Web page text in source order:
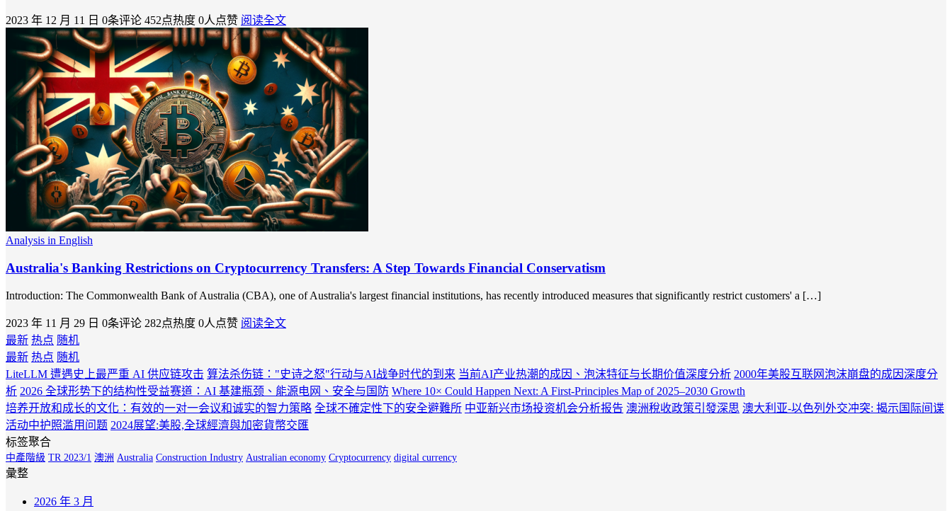
2023 年 12 月 11 日 0条评论 452点热度 0人点赞 阅读全文
Analysis in English
Australia's Banking Restrictions on Cryptocurrency Transfers: A Step Towards Financial Conservatism
Introduction: The Commonwealth Bank of Australia (CBA), one of Australia's largest financial institutions, has recently introduced measures that significantly restrict customers' a […]
2023 年 11 月 29 日 0条评论 282点热度 0人点赞 阅读全文
最新 热点 随机
最新 热点 随机
LiteLLM 遭遇史上最严重 AI 供应链攻击 算法杀伤链："史诗之怒"行动与AI战争时代的到来 当前AI产业热潮的成因、泡沫特征与长期价值深度分析 2000年美股互联网泡沫崩盘的成因深度分
析 2026 全球形势下的结构性受益赛道：AI 基建瓶颈、能源电网、安全与国防 Where 10× Could Happen Next: A First-Principles Map of 2025–2030 Growth
培养开放和成长的文化：有效的一对一会议和诚实的智力策略 全球不確定性下的安全避難所 中亚新兴市场投资机会分析报告 澳洲稅收政策引發深思 澳大利亚-以色列外交冲突: 揭示国际间谍
活动中护照滥用问题 2024展望:美股,全球經濟與加密貨幣交匯
标签聚合
中產階級 TR 2023/1 澳洲 Australia Construction Industry Australian economy Cryptocurrency digital currency
彙整
2026 年 3 月